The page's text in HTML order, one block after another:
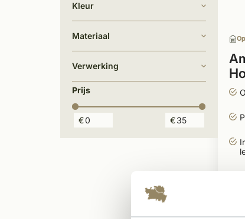
Kleur
Materiaal
Verwerking
Prijs
€ €